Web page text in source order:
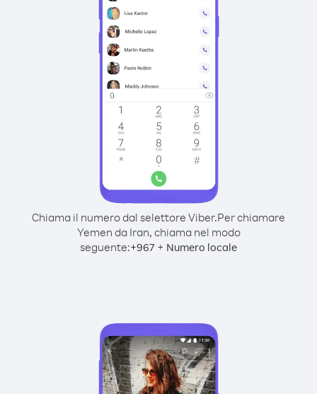
Chiama il numero dal selettore Viber.Per chiamare
Yemen da Iran, chiama nel modo
seguente:+967 + Numero locale